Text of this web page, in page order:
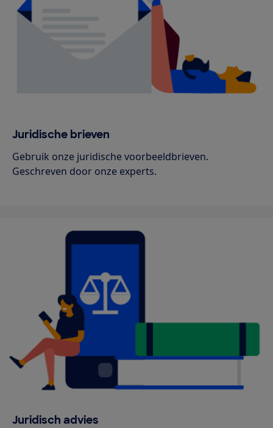
Juridische brieven
Gebruik onze juridische voorbeeldbrieven.
Geschreven door onze experts.
Juridisch advies